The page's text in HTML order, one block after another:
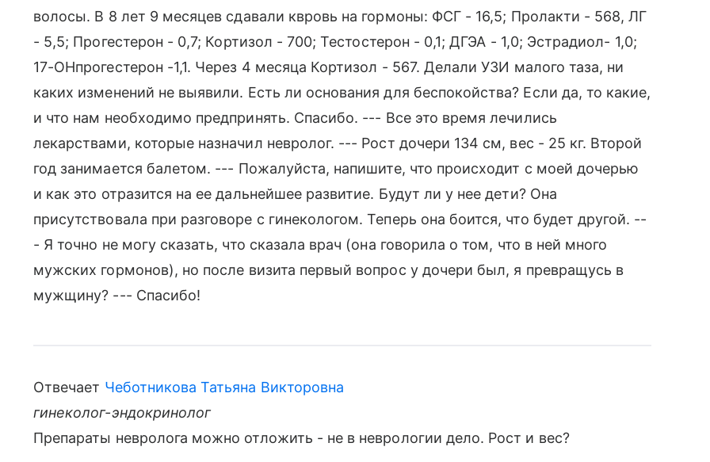
волосы. В 8 лет 9 месяцев сдавали квровь на гормоны: ФСГ - 16,5; Пролакти - 568, ЛГ
- 5,5; Прогестерон - 0,7; Кортизол - 700; Тестостерон - 0,1; ДГЭА - 1,0; Эстрадиол- 1,0;
17-ОНпрогестерон -1,1. Через 4 месяца Кортизол - 567. Делали УЗИ малого таза, ни
каких изменений не выявили. Есть ли основания для беспокойства? Если да, то какие,
и что нам необходимо предпринять. Спасибо. --- Все это время лечились
лекарствами, которые назначил невролог. --- Рост дочери 134 см, вес - 25 кг. Второй
год занимается балетом. --- Пожалуйста, напишите, что происходит с моей дочерью
и как это отразится на ее дальнейшее развитие. Будут ли у нее дети? Она
присутствовала при разговоре с гинекологом. Теперь она боится, что будет другой. --
- Я точно не могу сказать, что сказала врач (она говорила о том, что в ней много
мужских гормонов), но после визита первый вопрос у дочери был, я превращусь в
мужщину? --- Спасибо!
Отвечает Чеботникова Татьяна Викторовна
гинеколог-эндокринолог
Препараты невролога можно отложить - не в неврологии дело. Рост и вес?